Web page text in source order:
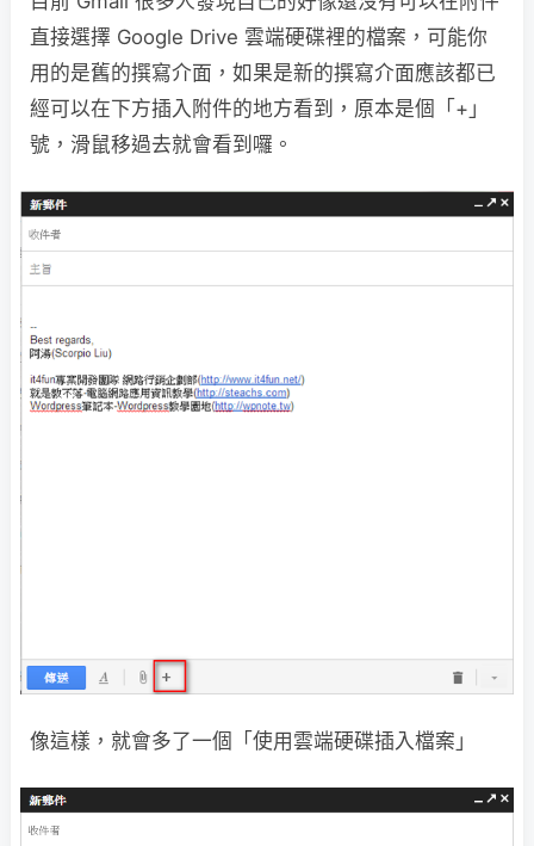
直接選擇 Google Drive 雲端硬碟裡的檔案，可能你
用的是舊的撰寫介面，如果是新的撰寫介面應該都已
經可以在下方插入附件的地方看到，原本是個「+」
號，滑鼠移過去就會看到囉。
像這樣，就會多了一個「使用雲端硬碟插入檔案」